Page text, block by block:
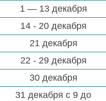
1 — 13 декабря
14 - 20 декабря
21 декабря
22 - 29 декабря
30 декабря
31 декабря с 9 до